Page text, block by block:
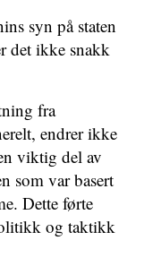
syn på staten
det ikke snakk
fra
endrer ikke
viktig del av
som var basert
Dette førte
og taktikk